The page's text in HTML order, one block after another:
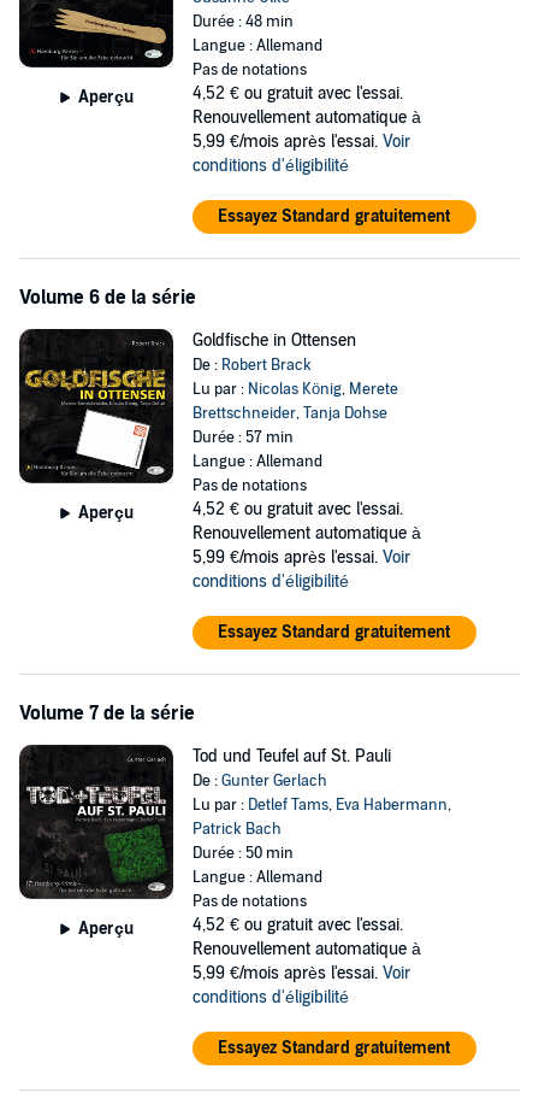
Aperçu
Durée : 48 min
Langue : Allemand
Pas de notations
4,52 € ou gratuit avec l'essai.
Renouvellement automatique à
5,99 €/mois après l'essai. Voir
conditions d'éligibilité
Essayez Standard gratuitement
Volume 6 de la série
Aperçu
Goldfische in Ottensen
De : Robert Brack
Lu par : Nicolas König, Merete
Brettschneider,Tanja Dohse
Durée : 57 min
Langue : Allemand
Pas de notations
4,52 € ou gratuit avec l'essai.
Renouvellement automatique à
5,99 €/mois après l'essai. Voir
conditions d'éligibilité
Essayez Standard gratuitement
Volume 7 de la série
Aperçu
Tod und Teufel auf St. Pauli
De :Gunter Gerlach
Lu par : Detlef Tams, Eva Habermann,
Patrick Bach
Durée : 50 min
Langue : Allemand
Pas de notations
4,52 € ou gratuit avec l'essai.
Renouvellement automatique à
5,99 €/mois après l'essai. Voir
conditions d'éligibilité
Essayez Standard gratuitement